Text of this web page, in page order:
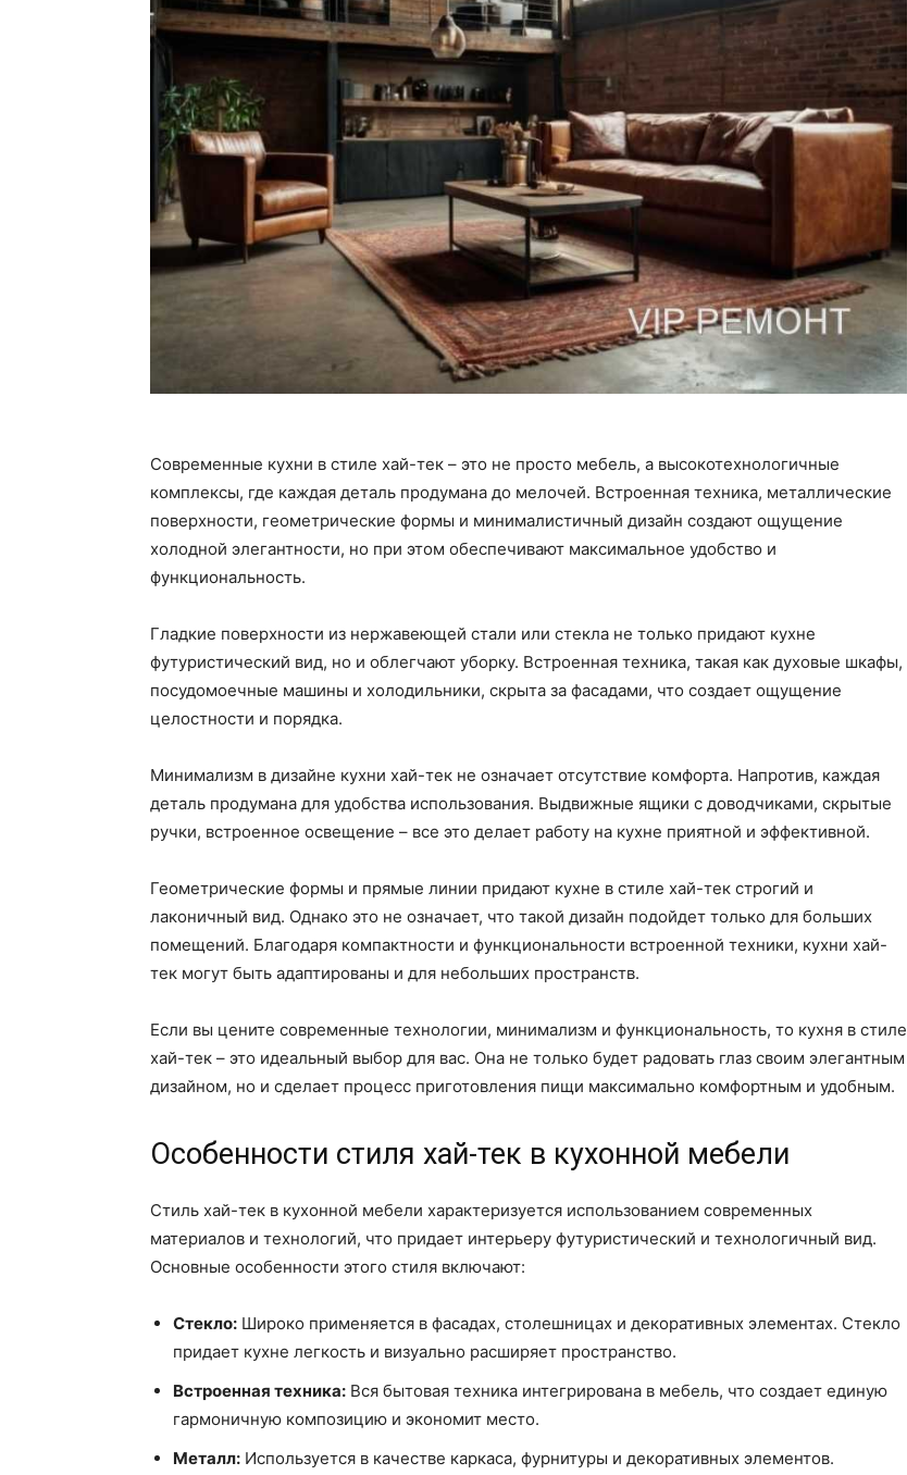
Современные кухни в стиле хай-тек – это не просто мебель, а высокотехнологичные
комплексы, где каждая деталь продумана до мелочей. Встроенная техника, металлические
поверхности, геометрические формы и минималистичный дизайн создают ощущение
холодной элегантности, но при этом обеспечивают максимальное удобство и
функциональность.
Гладкие поверхности из нержавеющей стали или стекла не только придают кухне
футуристический вид, но и облегчают уборку. Встроенная техника, такая как духовые шкафы,
посудомоечные машины и холодильники, скрыта за фасадами, что создает ощущение
целостности и порядка.
Минимализм в дизайне кухни хай-тек не означает отсутствие комфорта. Напротив, каждая
деталь продумана для удобства использования. Выдвижные ящики с доводчиками, скрытые
ручки, встроенное освещение – все это делает работу на кухне приятной и эффективной.
Геометрические формы и прямые линии придают кухне в стиле хай-тек строгий и
лаконичный вид. Однако это не означает, что такой дизайн подойдет только для больших
помещений. Благодаря компактности и функциональности встроенной техники, кухни хай-
тек могут быть адаптированы и для небольших пространств.
Если вы цените современные технологии, минимализм и функциональность, то кухня в стиле
хай-тек – это идеальный выбор для вас. Она не только будет радовать глаз своим элегантным
дизайном, но и сделает процесс приготовления пищи максимально комфортным и удобным.
Особенности стиля хай-тек в кухонной мебели
Стиль хай-тек в кухонной мебели характеризуется использованием современных
материалов и технологий, что придает интерьеру футуристический и технологичный вид.
Основные особенности этого стиля включают:
Стекло: Широко применяется в фасадах, столешницах и декоративных элементах. Стекло
придает кухне легкость и визуально расширяет пространство.
Встроенная техника: Вся бытовая техника интегрирована в мебель, что создает единую
гармоничную композицию и экономит место.
Металл: Используется в качестве каркаса, фурнитуры и декоративных элементов.